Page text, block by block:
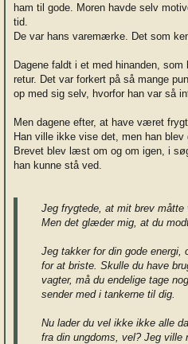
ham til gode. Moren havde selv
tid.
De var hans varemærke. Det som
Dagene faldt i et med hinanden,
retur. Det var forkert på så mange
op med sig selv, hvorfor han var så
Men dagene efter, at have været
Han ville ikke vise det, men han blev
Brevet blev læst om og om igen, i
han kunne stå ved.
Jeg frygtede, at mit brev
Men det glæder mig, at du
Jeg takker for din gode
for at briste. Skulle du have
vagter, må du endelige tage
sender med i tankerne til dig.
Nu lader du vel ikke ikke alle
fra din ungdoms, vel? Jeg ville